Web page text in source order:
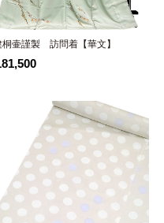
桐壷謹製 訪問着【華文】